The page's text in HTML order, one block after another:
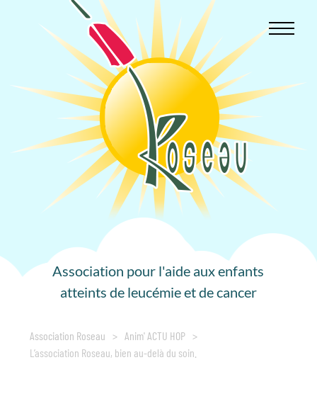
Association pour l'aide aux enfants
atteints de leucémie et de cancer
Association Roseau > Anim' ACTU HOP >
L’association Roseau, bien au-delà du soin.